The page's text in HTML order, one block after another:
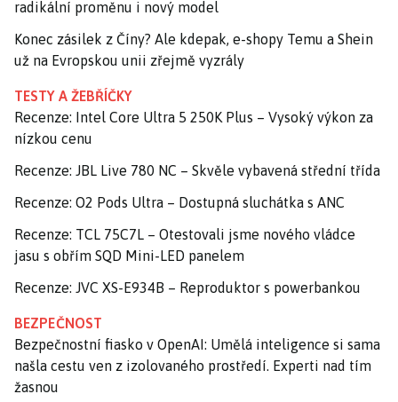
radikální proměnu i nový model
Konec zásilek z Číny? Ale kdepak, e-shopy Temu a Shein
už na Evropskou unii zřejmě vyzrály
TESTY A ŽEBŘÍČKY
Recenze: Intel Core Ultra 5 250K Plus – Vysoký výkon za
nízkou cenu
Recenze: JBL Live 780 NC – Skvěle vybavená střední třída
Recenze: O2 Pods Ultra – Dostupná sluchátka s ANC
Recenze: TCL 75C7L – Otestovali jsme nového vládce
jasu s obřím SQD Mini-LED panelem
Recenze: JVC XS-E934B – Reproduktor s powerbankou
BEZPEČNOST
Bezpečnostní fiasko v OpenAI: Umělá inteligence si sama
našla cestu ven z izolovaného prostředí. Experti nad tím
žasnou